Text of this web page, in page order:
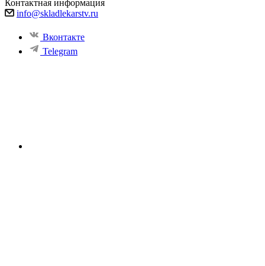
Контактная информация
info@skladlekarstv.ru
Вконтакте
Telegram